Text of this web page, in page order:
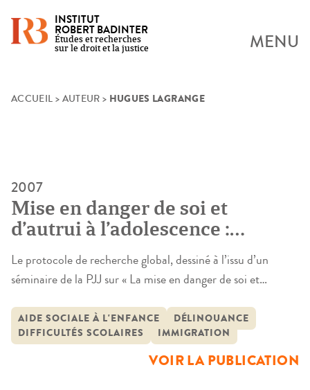
Skip
INSTITUT
ROBERT BADINTER
Études et recherches
sur le droit et la justice
MENU
ACCUEIL > AUTEUR > HUGUES LAGRANGE
2007
Mise en danger de soi et
d’autrui à l’adolescence :
inconduites et interventions
sociales
Le protocole de recherche global, dessiné à l’issu d’un
séminaire de la PJJ sur « La mise en danger de soi et
des sites urbains qui comportent des ZUS et des quartiers
hors ZUS, formés de classes moyennes et surtout
populaires, partiellement issues de l’immigration – […]
AIDE SOCIALE À L'ENFANCE
DÉLINQUANCE
DIFFICULTÉS SCOLAIRES
IMMIGRATION
VOIR LA PUBLICATION